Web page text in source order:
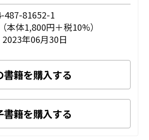
487-81652-1
本体1,800円＋税10%）
年06月30日
書籍を購入する
書籍を購入する